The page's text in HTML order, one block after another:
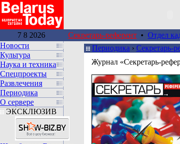
7 8 2026 Секретарь-референт • Отдел
Новости
Культура
Наука и техника
Спецпроекты
Развлечения
Периодика
О сервере
ЭКСКЛЮЗИВ
Периодика › Секретарь-
Журнал «Секретарь-